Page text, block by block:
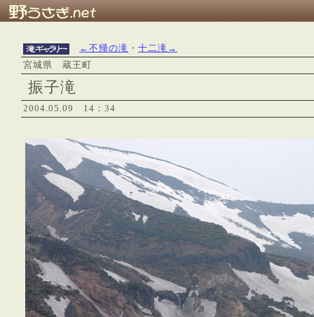
←不帰の滝 ・ 十二滝→
宮城県 蔵王町
振子滝
2004.05.09 14：34